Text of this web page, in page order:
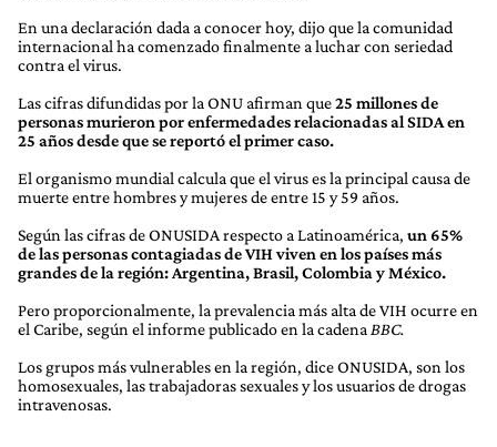
En una declaración dada a conocer hoy, dijo que la comunidad
internacional ha comenzado finalmente a luchar con seriedad
contra el virus.
Las cifras difundidas por la ONU afirman que25 millones de
personas murieron por enfermedades relacionadas al SIDA en
25 años desde que se reportó el primer caso.
El organismo mundial calcula que el virus es la principal causa de
muerte entre hombres y mujeres de entre 15 y 59 años.
Según las cifras de ONUSIDA respecto a Latinoamérica, un 65%
de las personas contagiadas de VIH viven en los países más
grandes de la región: Argentina, Brasil, Colombia y México.
Pero proporcionalmente, la prevalencia más alta de VIH ocurre en
el Caribe, según el informe publicado en la cadena BBC.
Los grupos más vulnerables en la región, dice ONUSIDA, son los
homosexuales, las trabajadoras sexuales y los usuarios de drogas
intravenosas.